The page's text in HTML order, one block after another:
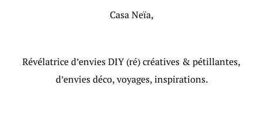
Casa Neïa,
Révélatrice d’envies DIY (ré) créatives & pétillantes,
d’envies déco, voyages, inspirations.